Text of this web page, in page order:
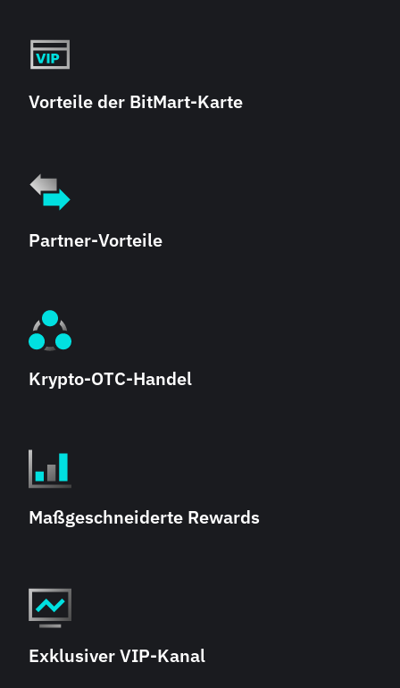
Vorteile der BitMart-Karte
Partner-Vorteile
Krypto-OTC-Handel
Maßgeschneiderte Rewards
Exklusiver VIP-Kanal